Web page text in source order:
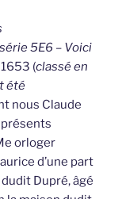
5E6 – Voici
(classé en
été
nous Claude
orloger
d’une part
Dupré, âgé